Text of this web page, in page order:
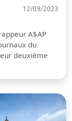
12/09/2023
A$AP
du
deuxième